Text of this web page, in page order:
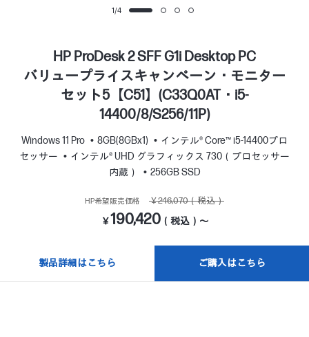
1/4
HP ProDesk 2 SFF G1i Desktop PC
バリュープライスキャンペーン・モニター
セット5【C51】(C33Q0AT・i5-
14400/8/S256/11P)
Windows 11 Pro 8GB(8GBx1)
インテル® Core™ i5-14400プロ
セッサー
インテル® UHD グラフィックス 730（プロセッサー
内蔵）
256GB SSD
HP希望販売価格 ￥246,070（税込）
￥190,420（税込）～
製品詳細はこちら ご購入はこちら